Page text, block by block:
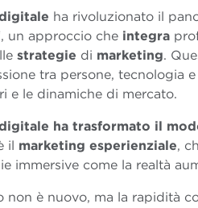
ha rivoluzionato il
un approccio che integra
strategie di marketing.
tra persone, tecnologia
e le dinamiche di mercato.
ha trasformato il
il marketing esperienziale,
immersive come la realtà
non è nuovo, ma la rapidità